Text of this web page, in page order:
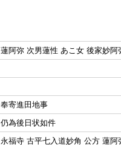
蓮阿弥 次男蓮性 あこ女 後家妙阿
奉寄進田地事
仍為後日状如件
永福寺 古平七入道妙角 公方 蓮